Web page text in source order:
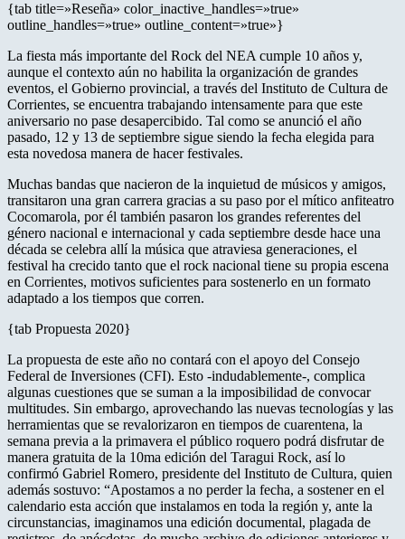
{tab title=»Reseña» color_inactive_handles=»true»
outline_handles=»true» outline_content=»true»}
La fiesta más importante del Rock del NEA cumple 10 años y,
aunque el contexto aún no habilita la organización de grandes
eventos, el Gobierno provincial, a través del Instituto de Cultura de
Corrientes, se encuentra trabajando intensamente para que este
aniversario no pase desapercibido. Tal como se anunció el año
pasado, 12 y 13 de septiembre sigue siendo la fecha elegida para
esta novedosa manera de hacer festivales.
Muchas bandas que nacieron de la inquietud de músicos y amigos,
transitaron una gran carrera gracias a su paso por el mítico anfiteatro
Cocomarola, por él también pasaron los grandes referentes del
género nacional e internacional y cada septiembre desde hace una
década se celebra allí la música que atraviesa generaciones, el
festival ha crecido tanto que el rock nacional tiene su propia escena
en Corrientes, motivos suficientes para sostenerlo en un formato
adaptado a los tiempos que corren.
{tab Propuesta 2020}
La propuesta de este año no contará con el apoyo del Consejo
Federal de Inversiones (CFI). Esto -indudablemente-, complica
algunas cuestiones que se suman a la imposibilidad de convocar
multitudes. Sin embargo, aprovechando las nuevas tecnologías y las
herramientas que se revalorizaron en tiempos de cuarentena, la
semana previa a la primavera el público roquero podrá disfrutar de
manera gratuita de la 10ma edición del Taragui Rock, así lo
confirmó Gabriel Romero, presidente del Instituto de Cultura, quien
además sostuvo: “Apostamos a no perder la fecha, a sostener en el
calendario esta acción que instalamos en toda la región y, ante la
circunstancias, imaginamos una edición documental, plagada de